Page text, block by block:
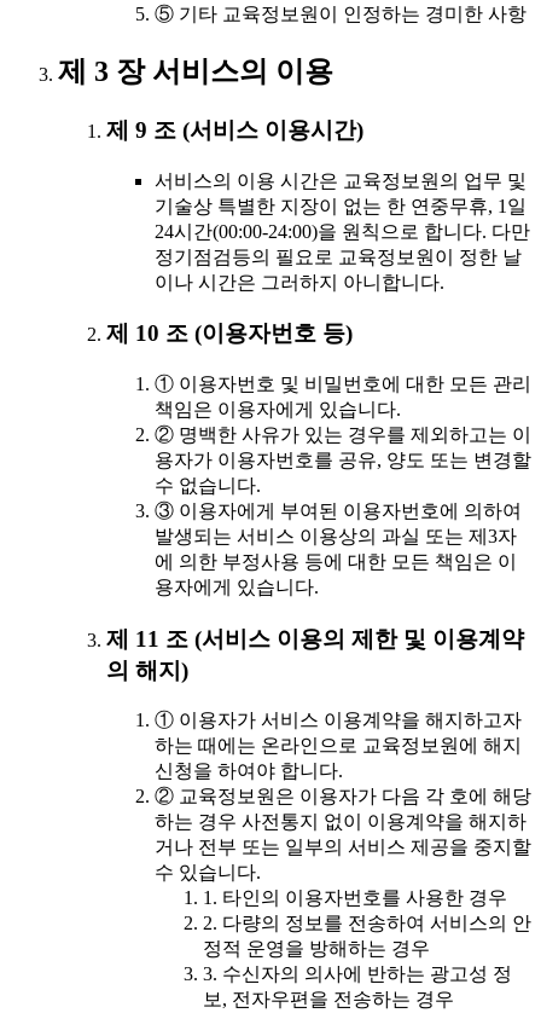
⑤ 기타 교육정보원이 인정하는 경미한 사항
제 3 장 서비스의 이용
제 9 조 (서비스 이용시간)
서비스의 이용 시간은 교육정보원의 업무 및
기술상 특별한 지장이 없는 한 연중무휴, 1일
24시간(00:00-24:00)을 원칙으로 합니다. 다만
정기점검등의 필요로 교육정보원이 정한 날
이나 시간은 그러하지 아니합니다.
제 10 조 (이용자번호 등)
① 이용자번호 및 비밀번호에 대한 모든 관리
책임은 이용자에게 있습니다.
② 명백한 사유가 있는 경우를 제외하고는 이
용자가 이용자번호를 공유, 양도 또는 변경할
수 없습니다.
③ 이용자에게 부여된 이용자번호에 의하여
발생되는 서비스 이용상의 과실 또는 제3자
에 의한 부정사용 등에 대한 모든 책임은 이
용자에게 있습니다.
제 11 조 (서비스 이용의 제한 및 이용계약
의 해지)
① 이용자가 서비스 이용계약을 해지하고자
하는 때에는 온라인으로 교육정보원에 해지
신청을 하여야 합니다.
② 교육정보원은 이용자가 다음 각 호에 해당
하는 경우 사전통지 없이 이용계약을 해지하
거나 전부 또는 일부의 서비스 제공을 중지할
수 있습니다.
1. 타인의 이용자번호를 사용한 경우
2. 다량의 정보를 전송하여 서비스의 안
정적 운영을 방해하는 경우
3. 수신자의 의사에 반하는 광고성 정
보, 전자우편을 전송하는 경우